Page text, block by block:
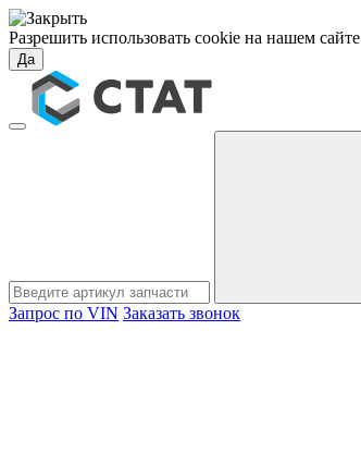
Разрешить использовать cookie на нашем сайте
Да
Запрос по VIN Заказать звонок